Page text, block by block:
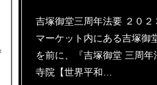
吉塚御堂三周年法要 ２０
マーケット内にある吉塚御
を前に、『吉塚御堂 三周
寺院【世界平和…